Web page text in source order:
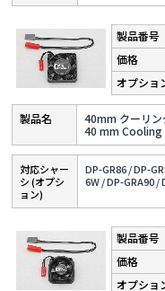
40mm クーリン
40 mm Cooling
対応シャー
シ (オプシ
ョン)
DP-GR86 /DP-
6W /DP-GRA90 /